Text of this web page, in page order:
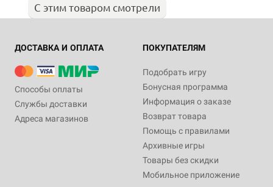
С этим товаром смотрели
ДОСТАВКА И ОПЛАТА
Способы оплаты
Службы доставки
Адреса магазинов
ПОКУПАТЕЛЯМ
Подобрать игру
Бонусная программа
Информация о заказе
Возврат товара
Помощь с правилами
Архивные игры
Товары без скидки
Мобильное приложение